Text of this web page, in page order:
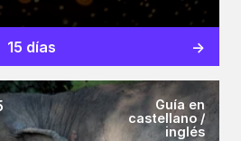
15 días
Guía en
castellano /
inglés